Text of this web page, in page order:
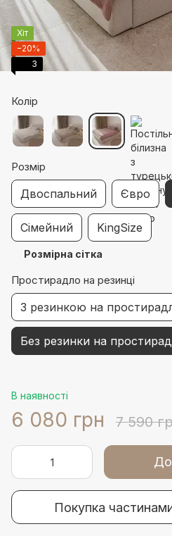
Хіт
−20%
3
Колір
Розмір
Двоспальний Євро
Сімейний KingSize
Розмірна сітка
Простирадло на резинці
З резинкою на
Без резинки на
В наявності
6 080 грн 7 590
Покупка